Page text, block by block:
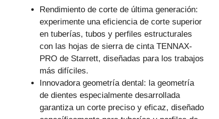
Rendimiento de corte de última generación:
experimente una eficiencia de corte superior
en tuberías, tubos y perfiles estructurales
con las hojas de sierra de cinta TENNAX-
PRO de Starrett, diseñadas para los trabajos
más difíciles.
Innovadora geometría dental: la geometría
de dientes especialmente desarrollada
garantiza un corte preciso y eficaz, diseñado